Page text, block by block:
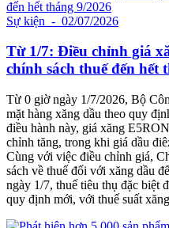
Sự kiện - 02/07/2026
Từ 1/7: Điều chỉnh giá
chính sách thuế đến hết
Từ 0 giờ ngày 1/7/2026, Bộ
mặt hàng xăng dầu theo quy
điều hành này, giá xăng
chỉnh tăng, trong khi giá dầu
Cùng với việc điều chỉnh giá,
sách về thuế đối với xăng dầu
ngày 1/7, thuế tiêu thụ đặc biệt
quy định mới, với thuế suất